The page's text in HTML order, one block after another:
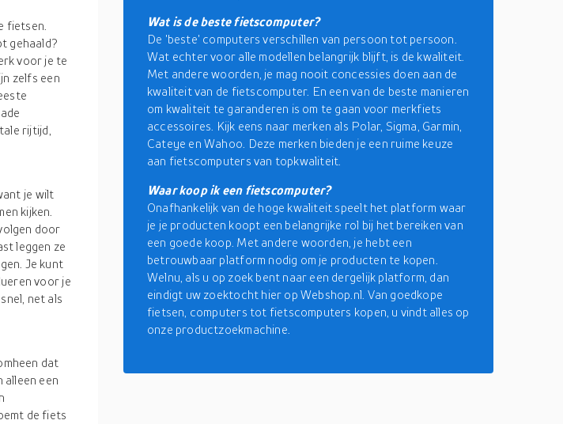
fietsen.
gehaald?
voor je te
zelfs een
rijtijd,
je wilt
kijken.
door
leggen ze
Je kunt
voor je
net als
dat
alleen een
de fiets
Wat is de beste fietscomputer?
De 'beste' computers verschillen van persoon tot persoon.
Wat echter voor alle modellen belangrijk blijft, is de kwaliteit.
Met andere woorden, je mag nooit concessies doen aan de
kwaliteit van de fietscomputer. En een van de beste manieren
om kwaliteit te garanderen is om te gaan voor merkfiets
accessoires. Kijk eens naar merken als Polar, Sigma, Garmin,
Cateye en Wahoo. Deze merken bieden je een ruime keuze
aan fietscomputers van topkwaliteit.
Waar koop ik een fietscomputer?
Onafhankelijk van de hoge kwaliteit speelt het platform waar
je je producten koopt een belangrijke rol bij het bereiken van
een goede koop. Met andere woorden, je hebt een
betrouwbaar platform nodig om je producten te kopen.
Welnu, als u op zoek bent naar een dergelijk platform, dan
eindigt uw zoektocht hier op Webshop.nl. Van goedkope
fietsen, computers tot fietscomputers kopen, u vindt alles op
onze productzoekmachine.